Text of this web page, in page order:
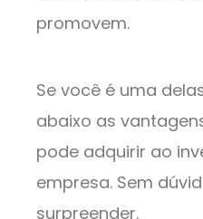
promovem.
Se você é uma
abaixo as
pode adquirir ao
empresa. Sem
surpreender.